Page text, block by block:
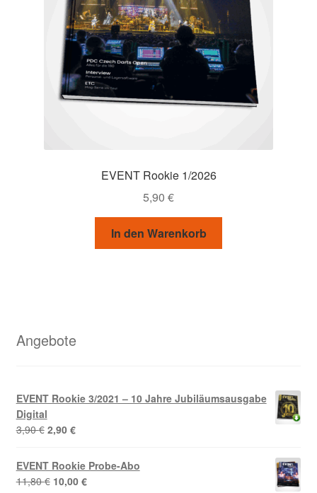
EVENT Rookie 1/2026
5,90 €
In den Warenkorb
Angebote
EVENT Rookie 3/2021 – 10 Jahre Jubiläumsausgabe
Digital
3,90€ Ursprünglicher
war:
3,90 €
2,90 €Aktueller
ist:
2,90 €.
EVENT Rookie Probe-Abo
11,80€ Ursprünglicher
10,00 €Aktueller